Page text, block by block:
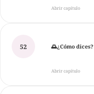
Abrir capítulo
52 🌅¿Cómo dices?
Abrir capítulo